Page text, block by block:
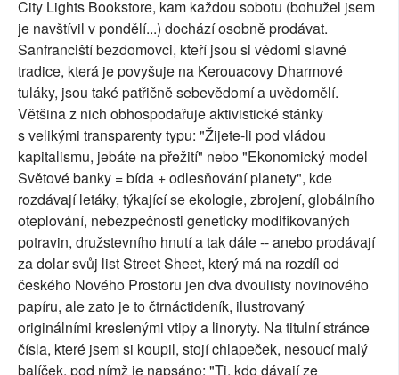
City Lights Bookstore, kam každou sobotu (bohužel jsem
je navštívil v pondělí...) dochází osobně prodávat.
Sanfranciští bezdomovci, kteří jsou si vědomi slavné
tradice, která je povyšuje na Kerouacovy Dharmové
tuláky, jsou také patřičně sebevědomí a uvědomělí.
Většina z nich obhospodařuje aktivistické stánky
s velikými transparenty typu: "Žijete-li pod vládou
kapitalismu, jebáte na přežití" nebo "Ekonomický model
Světové banky = bída + odlesňování planety", kde
rozdávají letáky, týkající se ekologie, zbrojení, globálního
oteplování, nebezpečnosti geneticky modifikovaných
potravin, družstevního hnutí a tak dále -- anebo prodávají
za dolar svůj list Street Sheet, který má na rozdíl od
českého Nového Prostoru jen dva dvoulisty novinového
papíru, ale zato je to čtrnáctideník, ilustrovaný
originálními kreslenými vtipy a linoryty. Na titulní stránce
čísla, které jsem si koupil, stojí chlapeček, nesoucí malý
balíček, pod nímž je napsáno: "Ti, kdo dávají ze